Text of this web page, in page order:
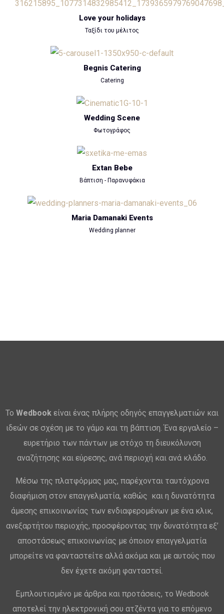
Love your holidays
Ταξίδι του μέλιτος
Begnis Catering
Catering
Wedding Scene
Φωτογράφος
Extan Bebe
Βάπτιση - Παρανυφάκια
Maria Damanaki Events
Wedding planner
Το Wedbook είναι ένας πλήρης οδηγός επαγγελματιών και
ιδεών σε σχέση με το γάμο και τη βάπτιση. Ένα εργαλείο –
ευρετήριο των πάντων με στόχο τη διευκόλυνση
αναζήτησης και εύρεσης, ανά περιοχή και ανά κλάδο.
Μέσω της πλατφόρμας μας, παρέχονται ταυτόχρονα
διαφήμιση στον επαγγελματία, καθώς και η δυνατότητα
άμεσης επικοινωνίας των ενδιαφερομένων με ένα κλικ,
ανεξαρτήτου περιοχής, προσφέροντας την δυνατότητα εξ’
αποστάσεως επικοινωνίας με όποιον επαγγελματία
μπορείτε να φανταστείτε αλλά ακόμα και με αυτούς που
δεν έχετε ακόμη φανταστεί.
Εμπλουτισμένο με άρθρα και προτάσεις, το Wedbook
αποτελεί την ηλεκτρονική σου ατζέντα για το επόμενο